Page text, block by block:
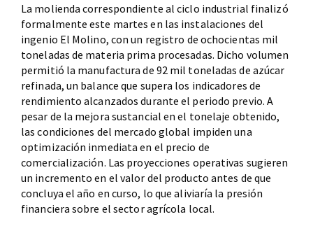
La molienda correspondiente al ciclo industrial finalizó
formalmente este martes en las instalaciones del
ingenio El Molino, con un registro de ochocientas mil
toneladas de materia prima procesadas. Dicho volumen
permitió la manufactura de 92 mil toneladas de azúcar
refinada, un balance que supera los indicadores de
rendimiento alcanzados durante el periodo previo. A
pesar de la mejora sustancial en el tonelaje obtenido,
las condiciones del mercado global impiden una
optimización inmediata en el precio de
comercialización. Las proyecciones operativas sugieren
un incremento en el valor del producto antes de que
concluya el año en curso, lo que aliviaría la presión
financiera sobre el sector agrícola local.